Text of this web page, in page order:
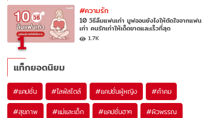
1
#ความรัก
10 วิธีลืมแฟนเก่า มูฟออนยังไงให้ตัดใจจากแฟน
เก่า คนรักเก่าให้เด็ดขาดและเร็วที่สุด
1.7K
แท็กยอดนิยม
#แคปชั่น #ไลฟ์สไตล์ #แคปชั่นผู้หญิง #คำคม
#สุขภาพ #แม่และเด็ก #แคปชั่นฮาๆ #ผิวพรรณ